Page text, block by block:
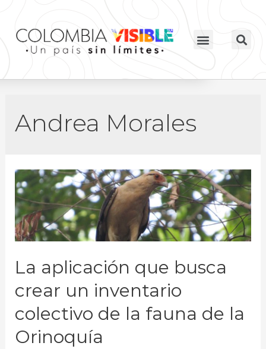
Andrea Morales
La aplicación que busca
crear un inventario
colectivo de la fauna de la
Orinoquía